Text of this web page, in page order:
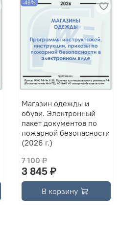
-46%
Магазин одежды и
обуви. Электронный
пакет документов по
пожарной безопасности
(2026 г.)
7 100 ₽
3 845 ₽
В корзину